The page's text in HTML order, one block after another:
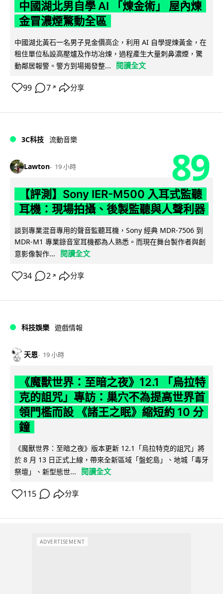
中國湖北男自學 AI 「煉金術」 屋內煉
金冒濃煙驚動全區
中國湖北黃石一名男子見金價高企，利用 AI 自學提煉黃金，在
租住單位私設高壓爐及作坊冶煉，過程產生大量刺鼻濃煙，驚
動鄰居報警。警方到場揭發整...
閱讀全文
99 7 ↗ 分享
3C科技 流動音樂
Lawton 19 小時 89
【評測】Sony IER-M500 入耳式監聽
耳機：現場拍攝、後製監聽與人聲利器
談到專業混音專用的聲音監聽耳機，Sony 經典 MDR-7506 到
MDR-M1 專業錄音室耳機都為人熟悉。而現在舞台製作者與創
意影像製作...
閱讀全文
34 2 ↗ 分享
科技娛樂 遊戲情報
天恩 19 小時
《魔獸世界：至暗之夜》12.1 「烏拉特
克的詛咒」專訪：巢穴不為提高世界首
領門檻而設 《諸王之眠》縮短約 10 分
鐘
《魔獸世界：至暗之夜》版本更新 12.1「烏拉特克的詛咒」將
於 8 月 13 日正式上線，帶來全新區域「盤蛇島」、地城「毒牙
祭壇」、新型態世...
閱讀全文
115 分享
ADVERTISEMENT